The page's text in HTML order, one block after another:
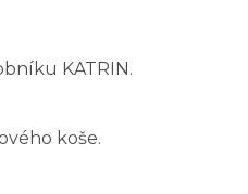
KATRIN.
koše.